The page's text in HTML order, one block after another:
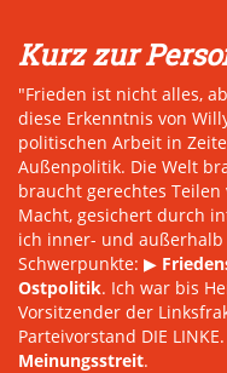
Kurz zur
"Frieden ist nicht alles,
diese Erkenntnis von
politischen Arbeit in
Außenpolitik. Die Welt
braucht gerechtes Teilen
Macht, gesichert durch
ich inner- und
Schwerpunkte: ▶
Ostpolitik. Ich war bis
Vorsitzender der
Parteivorstand DIE
Meinungsstreit.